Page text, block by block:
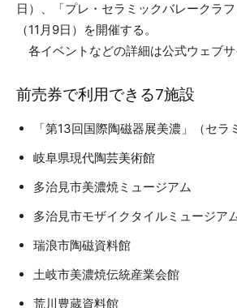
日）、「プレ・セラミックバレークラフ
（11月9日）を開催する。
各イベントなどの詳細は公式ウェブサ
前売券で利用できる7施設
「第13回国際陶磁器展美濃」（セラ
岐阜県現代陶芸美術館
多治見市美濃焼ミュージアム
多治見市モザイクタイルミュージア
瑞浪市陶磁資料館
土岐市美濃焼伝統産業会館
荒川豊蔵資料館